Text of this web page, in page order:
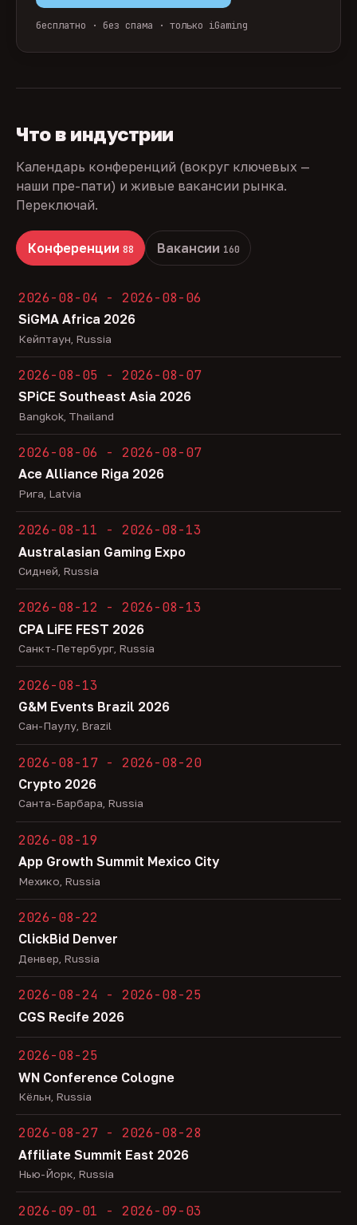
бесплатно · без спама · только iGaming
Что в индустрии
Календарь конференций (вокруг ключевых —
наши пре-пати) и живые вакансии рынка.
Переключай.
Конференции 88 Вакансии 160
2026-08-04 - 2026-08-06
SiGMA Africa 2026
Кейптаун, Russia
2026-08-05 - 2026-08-07
SPiCE Southeast Asia 2026
Bangkok, Thailand
2026-08-06 - 2026-08-07
Ace Alliance Riga 2026
Рига, Latvia
2026-08-11 - 2026-08-13
Australasian Gaming Expo
Сидней, Russia
2026-08-12 - 2026-08-13
CPA LiFE FEST 2026
Санкт-Петербург, Russia
2026-08-13
G&M Events Brazil 2026
Сан-Паулу, Brazil
2026-08-17 - 2026-08-20
Crypto 2026
Санта-Барбара, Russia
2026-08-19
App Growth Summit Mexico City
Мехико, Russia
2026-08-22
ClickBid Denver
Денвер, Russia
2026-08-24 - 2026-08-25
CGS Recife 2026
2026-08-25
WN Conference Cologne
Кёльн, Russia
2026-08-27 - 2026-08-28
Affiliate Summit East 2026
Нью-Йорк, Russia
2026-09-01 - 2026-09-03